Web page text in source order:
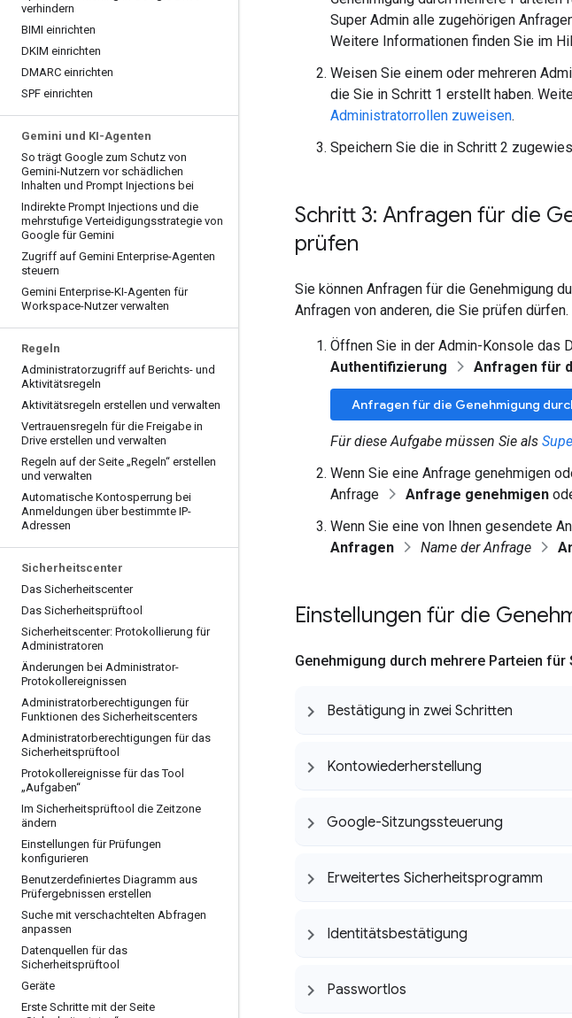
verhindern
BIMI einrichten
DKIM einrichten
DMARC einrichten
SPF einrichten
Gemini und KI-Agenten
So trägt Google zum Schutz von
Gemini-Nutzern vor schädlichen
Inhalten und Prompt Injections bei
Indirekte Prompt Injections und die
mehrstufige Verteidigungsstrategie von
Google für Gemini
Zugriff auf Gemini Enterprise-Agenten
steuern
Gemini Enterprise-KI-Agenten für
Workspace-Nutzer verwalten
Regeln
Administratorzugriff auf Berichts- und
Aktivitätsregeln
Aktivitätsregeln erstellen und verwalten
Vertrauensregeln für die Freigabe in
Drive erstellen und verwalten
Regeln auf der Seite „Regeln“ erstellen
und verwalten
Automatische Kontosperrung bei
Anmeldungen über bestimmte IP-
Adressen
Sicherheitscenter
Das Sicherheitscenter
Das Sicherheitsprüftool
Sicherheitscenter: Protokollierung für
Administratoren
Änderungen bei Administrator-
Protokollereignissen
Administratorberechtigungen für
Funktionen des Sicherheitscenters
Administratorberechtigungen für das
Sicherheitsprüftool
Protokollereignisse für das Tool
„Aufgaben“
Im Sicherheitsprüftool die Zeitzone
ändern
Einstellungen für Prüfungen
konfigurieren
Benutzerdefiniertes Diagramm aus
Prüfergebnissen erstellen
Suche mit verschachtelten Abfragen
anpassen
Datenquellen für das
Sicherheitsprüftool
Geräte
Erste Schritte mit der Seite
Super Admin alle zugehörigen
Weitere Informationen finden Sie im
Weisen Sie einem oder mehreren
die Sie in Schritt 1 erstellt haben.
Administratorrollen zuweisen.
Speichern Sie die in Schritt 2
Schritt 3: Anfragen für die
prüfen
Sie können Anfragen für die Genehmigung
Anfragen von anderen, die Sie prüfen dürfen.
Öffnen Sie in der Admin-Konsole das
Authentifizierung
Anfragen für
Anfragen für die Genehmigung
Für diese Aufgabe müssen Sie als
Wenn Sie eine Anfrage genehmigen
Anfrage
Anfrage genehmigen
Wenn Sie eine von Ihnen gesendete
Anfragen
Name der Anfrage
Einstellungen für die
Genehmigung durch mehrere Parteien
Bestätigung in zwei Schritten
Kontowiederherstellung
Google-Sitzungssteuerung
Erweitertes Sicherheitsprogramm
Identitätsbestätigung
Passwortlos